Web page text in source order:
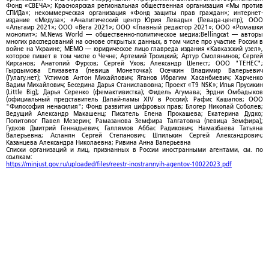
Фонд «СВЕЧА»; Красноярская региональная общественная организация «Мы против
СПИДа»; некоммерческая организация «Фонд защиты прав граждан»; интернет-
издание «Медуза»; «Аналитический центр Юрия Левады» (Левада-центр); ООО
«Альтаир 2021»; ООО «Вега 2021»; ООО «Главный редактор 2021»; ООО «Ромашки
монолит»; M.News World — общественно-политическое медиа;Bellingcat — авторы
многих расследований на основе открытых данных, в том числе про участие России в
войне на Украине; МЕМО — юридическое лицо главреда издания «Кавказский узел»,
которое пишет в том числе о Чечне; Артемий Троицкий; Артур Смолянинов; Сергей
Кирсанов; Анатолий Фурсов; Сергей Ухов; Александр Шелест; ООО "ТЕНЕС";
Гырдымова Елизавета (певица Монеточка); Осечкин Владимир Валерьевич
(Гулагу.нет); Устимов Антон Михайлович; Яганов Ибрагим Хасанбиевич; Харченко
Вадим Михайлович; Беседина Дарья Станиславовна; Проект «T9 NSK»; Илья Прусикин
(Little Big); Дарья Серенко (фемактивистка); Фидель Агумава; Эрдни Омбадыков
(официальный представитель Далай-ламы XIV в России); Рафис Кашапов; ООО
"Философия ненасилия"; Фонд развития цифровых прав; Блогер Николай Соболев;
Ведущий Александр Макашенц; Писатель Елена Прокашева; Екатерина Дудко;
Политолог Павел Мезерин; Рамазанова Земфира Талгатовна (певица Земфира);
Гудков Дмитрий Геннадьевич; Галлямов Аббас Радикович; Намазбаева Татьяна
Валерьевна; Асланян Сергей Степанович; Шпилькин Сергей Александрович;
Казанцева Александра Николаевна; Ривина Анна Валерьевна
Списки организаций и лиц, признанных в России иностранными агентами, см. по
ссылкам:
https://minjust.gov.ru/uploaded/files/reestr-inostrannyih-agentov-10022023.pdf